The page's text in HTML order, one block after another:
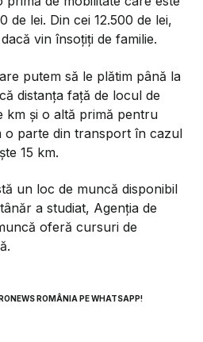
de lei. Din cei 12.500 de lei,
vin însoțiți de familie.
putem să le plătim până la
distanța față de locul de
km și o altă primă pentru
o parte din transport în cazul
15 km.
un loc de muncă disponibil
a studiat, Agenția de
oferă cursuri de
ROMÂNIA PE WHATSAPP!